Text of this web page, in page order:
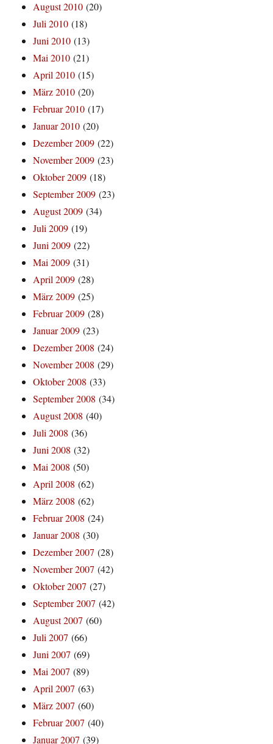
August 2010 (20)
Juli 2010 (18)
Juni 2010 (13)
Mai 2010 (21)
April 2010 (15)
März 2010 (20)
Februar 2010 (17)
Januar 2010 (20)
Dezember 2009 (22)
November 2009 (23)
Oktober 2009 (18)
September 2009 (23)
August 2009 (34)
Juli 2009 (19)
Juni 2009 (22)
Mai 2009 (31)
April 2009 (28)
März 2009 (25)
Februar 2009 (28)
Januar 2009 (23)
Dezember 2008 (24)
November 2008 (29)
Oktober 2008 (33)
September 2008 (34)
August 2008 (40)
Juli 2008 (36)
Juni 2008 (32)
Mai 2008 (50)
April 2008 (62)
März 2008 (62)
Februar 2008 (24)
Januar 2008 (30)
Dezember 2007 (28)
November 2007 (42)
Oktober 2007 (27)
September 2007 (42)
August 2007 (60)
Juli 2007 (66)
Juni 2007 (69)
Mai 2007 (89)
April 2007 (63)
März 2007 (60)
Februar 2007 (40)
Januar 2007 (39)